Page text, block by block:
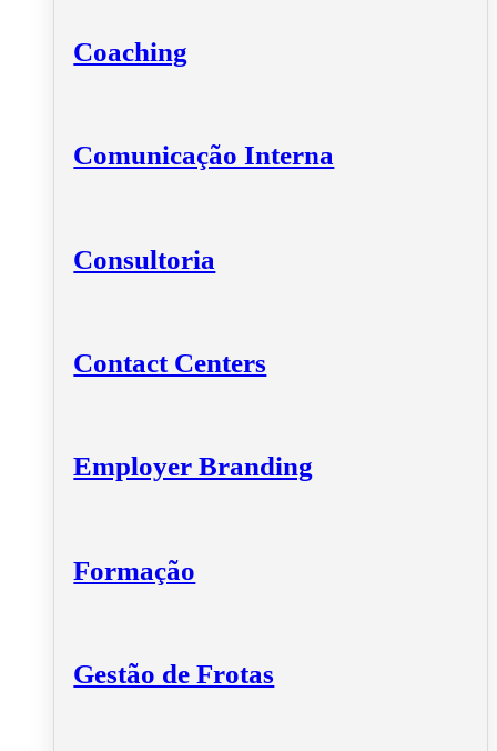
Coaching
Comunicação Interna
Consultoria
Contact Centers
Employer Branding
Formação
Gestão de Frotas